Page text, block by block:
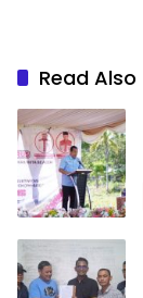
Read Also